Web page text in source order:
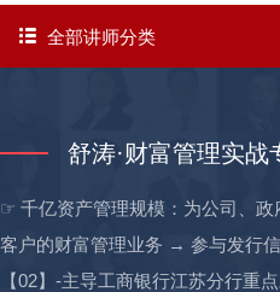
全部讲师分类
舒涛·财富管理实战
☞ 千亿资产管理规模：为公司、政
客户的财富管理业务 → 参与发行
【02】-主导工商银行江苏分行重